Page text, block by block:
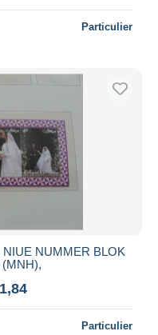
Particulier
NUMMER BLOK
Particulier